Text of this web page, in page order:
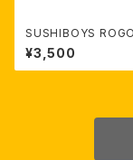
SUSHIBOYS
（white）【受注生産】
¥3,500